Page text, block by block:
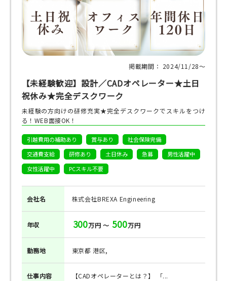
掲載期間： 2024/11/28〜
【未経験歓迎】設計／CADオペレーター★土日
祝休み★完全デスクワーク
未経験の方向けの研修充実★完全デスクワークでスキルをつけ
る！WEB面接OK！
引越費用の補助あり 賞与あり
社会保険完備
交通費支給
研修あり 土日休み 急募
男性活躍中
女性活躍中
PCスキル不要
会社名 株式会社BREXA Engineering
年収 300万円 ～ 500万円
勤務地 東京都 港区,
仕事内容 【CADオペレーターとは？】 「...